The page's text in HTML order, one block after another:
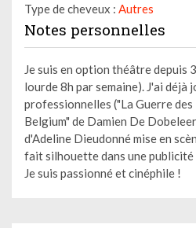
Type de cheveux : Autres
Notes personnelles
Je suis en option théâtre depuis
lourde 8h par semaine). J'ai déjà
professionnelles ("La Guerre des
Belgium" de Damien De
d'Adeline Dieudonné mise en
fait silhouette dans une
Je suis passionné et cinéphile !